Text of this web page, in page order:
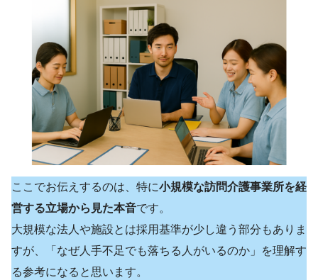
ここでお伝えするのは、特に小規模な訪問介護事業所を経
営する立場から見た本音です。
大規模な法人や施設とは採用基準が少し違う部分もありま
すが、「なぜ人手不足でも落ちる人がいるのか」を理解す
る参考になると思います。